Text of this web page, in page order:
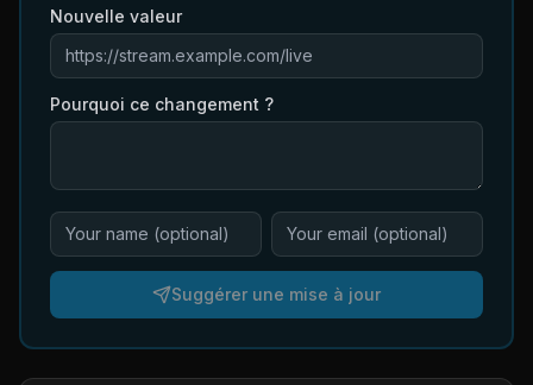
Nouvelle valeur
Pourquoi ce changement ?
Suggérer une mise à jour